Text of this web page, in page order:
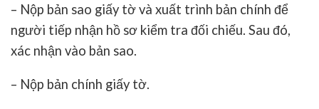
– Nộp bản sao giấy tờ và xuất trình bản chính để
người tiếp nhận hồ sơ kiểm tra đối chiếu. Sau đó,
xác nhận vào bản sao.
– Nộp bản chính giấy tờ.